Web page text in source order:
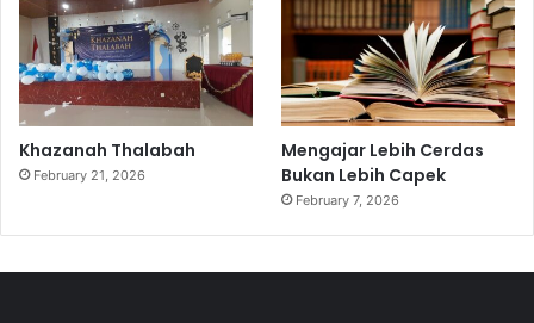
s
Khazanah Thalabah
February 21, 2026
Mengajar Lebih Cerdas
Bukan Lebih Capek
February 7, 2026